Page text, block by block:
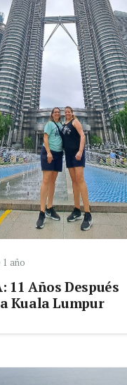
1 año
11 Años Después
Kuala Lumpur